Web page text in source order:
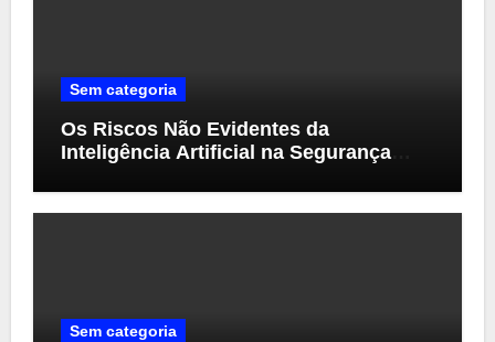
Sem categoria
Os Riscos Não Evidentes da
Inteligência Artificial na Segurança
Sem categoria